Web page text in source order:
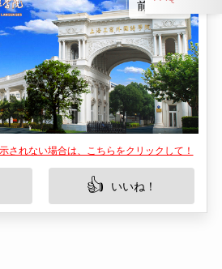
されない場合は、こちらをクリックして！
👍 いいね！
学院は、上海の中心に位置す
で、特に外国語学習に力を入
れています。この大学は、実